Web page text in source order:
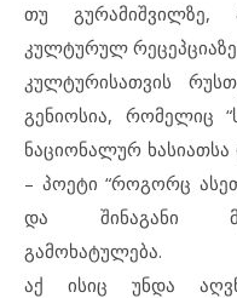
თუ
კულტურულ რეცეპციაზე
კულტურისათვის
გენიოსია, რომელიც
ნაციონალურ
– პოეტი “როგორც
და შინაგანი
გამოხატულება.
აქ ისიც უნდა